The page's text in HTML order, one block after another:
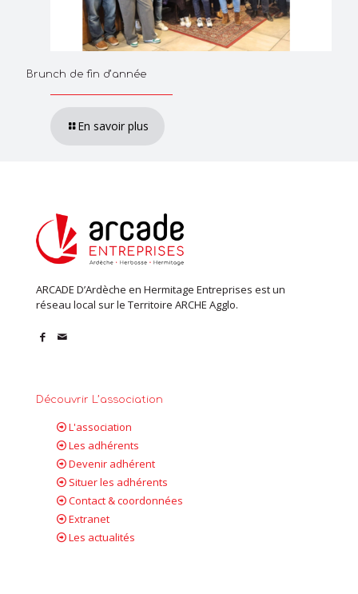
Brunch de fin d’année
En savoir plus
ARCADE D’Ardèche en Hermitage Entreprises est un
réseau local sur le Territoire ARCHE Agglo.
Découvrir L’association
L'association
Les adhérents
Devenir adhérent
Situer les adhérents
Contact & coordonnées
Extranet
Les actualités